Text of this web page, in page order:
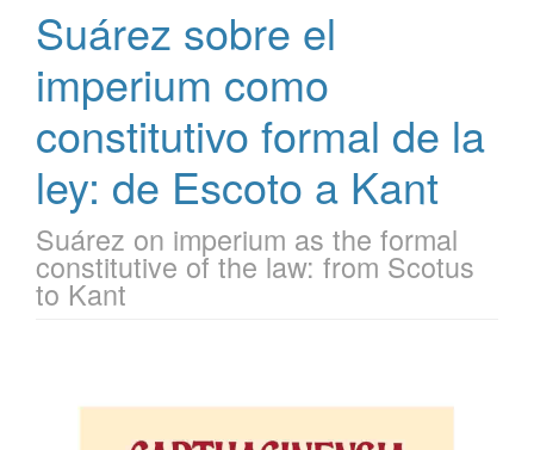
Suárez sobre el
imperium como
constitutivo formal de la
ley: de Escoto a Kant
Suárez on imperium as the formal
constitutive of the law: from Scotus
to Kant